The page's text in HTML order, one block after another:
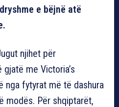
e bëjnë atë
njihet për
me Victoria’s
nga fytyrat më të dashura
modës. Për shqiptarët,